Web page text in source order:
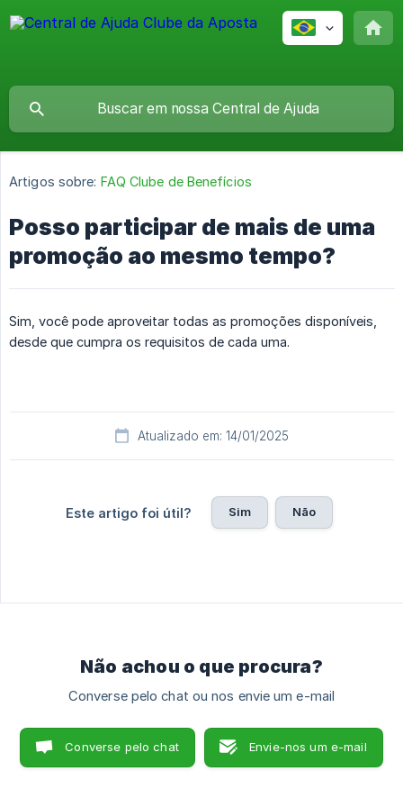
Artigos sobre: FAQ Clube de Benefícios
Posso participar de mais de uma
promoção ao mesmo tempo?
Sim, você pode aproveitar todas as promoções disponíveis,
desde que cumpra os requisitos de cada uma.
Atualizado em: 14/01/2025
Este artigo foi útil? Sim Não
Não achou o que procura?
Converse pelo chat ou nos envie um e-mail
Converse pelo chat Envie-nos um e-mail